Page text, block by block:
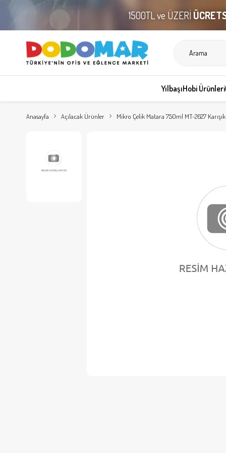
1500TL ve ÜZERİ
YılbaşıHobi Ürünleri
Anasayfa Açılacak Ürünler Mikro Çelik Matara 750ml MT-2627 Karışık